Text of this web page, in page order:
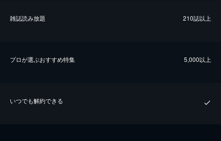
雑誌読み放題 210誌以上
プロが選ぶおすすめ特集 5,000以上
いつでも解約できる